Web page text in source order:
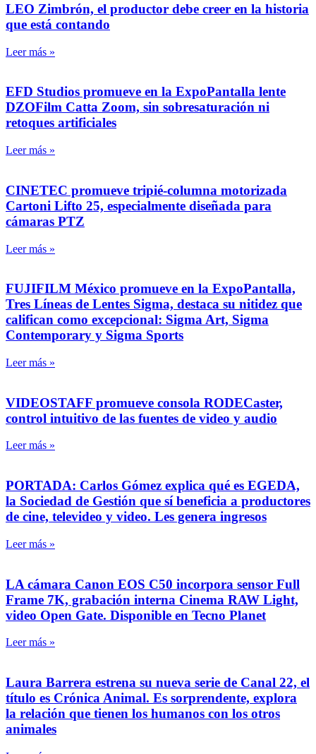
LEO Zimbrón, el productor debe creer en la historia
que está contando
Leer más »
EFD Studios promueve en la ExpoPantalla lente
DZOFilm Catta Zoom, sin sobresaturación ni
retoques artificiales
Leer más »
CINETEC promueve tripié-columna motorizada
Cartoni Lifto 25, especialmente diseñada para
cámaras PTZ
Leer más »
FUJIFILM México promueve en la ExpoPantalla,
Tres Líneas de Lentes Sigma, destaca su nitidez que
califican como excepcional: Sigma Art, Sigma
Contemporary y Sigma Sports
Leer más »
VIDEOSTAFF promueve consola RODECaster,
control intuitivo de las fuentes de video y audio
Leer más »
PORTADA: Carlos Gómez explica qué es EGEDA,
la Sociedad de Gestión que sí beneficia a productores
de cine, televideo y video. Les genera ingresos
Leer más »
LA cámara Canon EOS C50 incorpora sensor Full
Frame 7K, grabación interna Cinema RAW Light,
video Open Gate. Disponible en Tecno Planet
Leer más »
Laura Barrera estrena su nueva serie de Canal 22, el
título es Crónica Animal. Es sorprendente, explora
la relación que tienen los humanos con los otros
animales